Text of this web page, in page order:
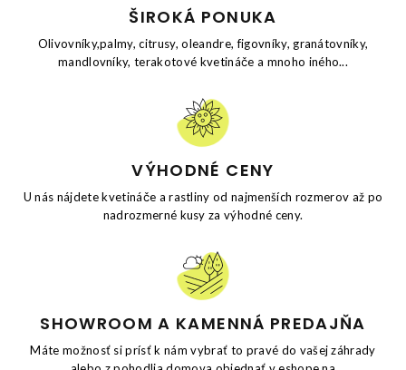
ŠIROKÁ PONUKA
Olivovníky,palmy, citrusy, oleandre, figovníky, granátovníky,
mandlovníky, terakotové kvetináče a mnoho iného...
VÝHODNÉ CENY
U nás nájdete kvetináče a rastliny od najmenších rozmerov až po
nadrozmerné kusy za výhodné ceny.
SHOWROOM A KAMENNÁ PREDAJŇA
Máte možnosť si prísť k nám vybrať to pravé do vašej záhrady